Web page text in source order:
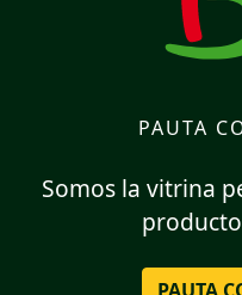
PAUTA
Somos la vitrina